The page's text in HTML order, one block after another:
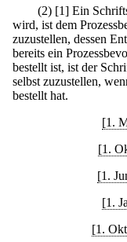
(2) [1] Ein
wird, ist dem
zuzustellen, dessen
bereits ein
bestellt ist, ist der
selbst zuzustellen,
bestellt hat.
[1.
[1.
[1.
[1.
[1.